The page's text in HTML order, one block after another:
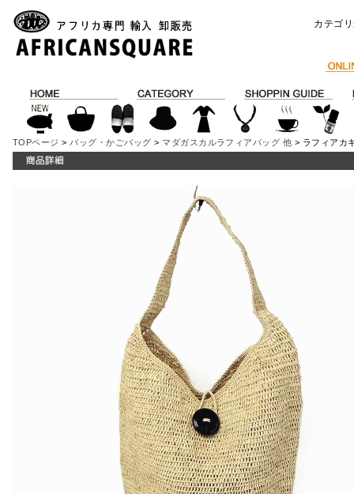
カテゴ
TOPページ > バッグ・かごバッグ > マダガスカルラフィアバッグ 他 > ラフィアカ